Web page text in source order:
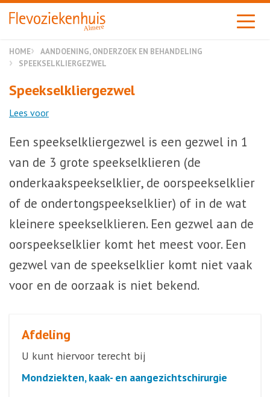
Almere
HOME
AANDOENING, ONDERZOEK EN BEHANDELING
SPEEKSELKLIERGEZWEL
Speekselkliergezwel
Lees voor
Een speekselkliergezwel is een gezwel in 1
van de 3 grote speekselklieren (de
onderkaakspeekselklier, de oorspeekselklier
of de ondertongspeekselklier) of in de wat
kleinere speekselklieren. Een gezwel aan de
oorspeekselklier komt het meest voor. Een
gezwel van de speekselklier komt niet vaak
voor en de oorzaak is niet bekend.
Afdeling
U kunt hiervoor terecht bij
Mondziekten, kaak- en aangezichtschirurgie